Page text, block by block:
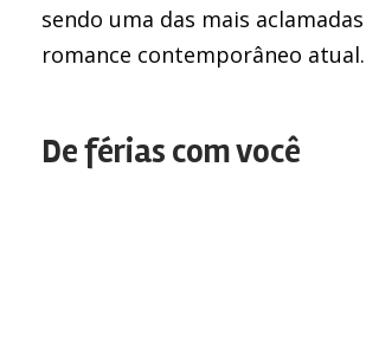
sendo uma das mais
romance contemporâneo atual.
De férias com você